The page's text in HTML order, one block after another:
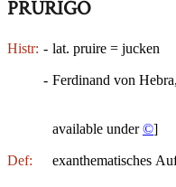
PRURIGO
Histr: - lat. pruire = jucken
- Ferdinand von
available under©]
Def: exanthematisches